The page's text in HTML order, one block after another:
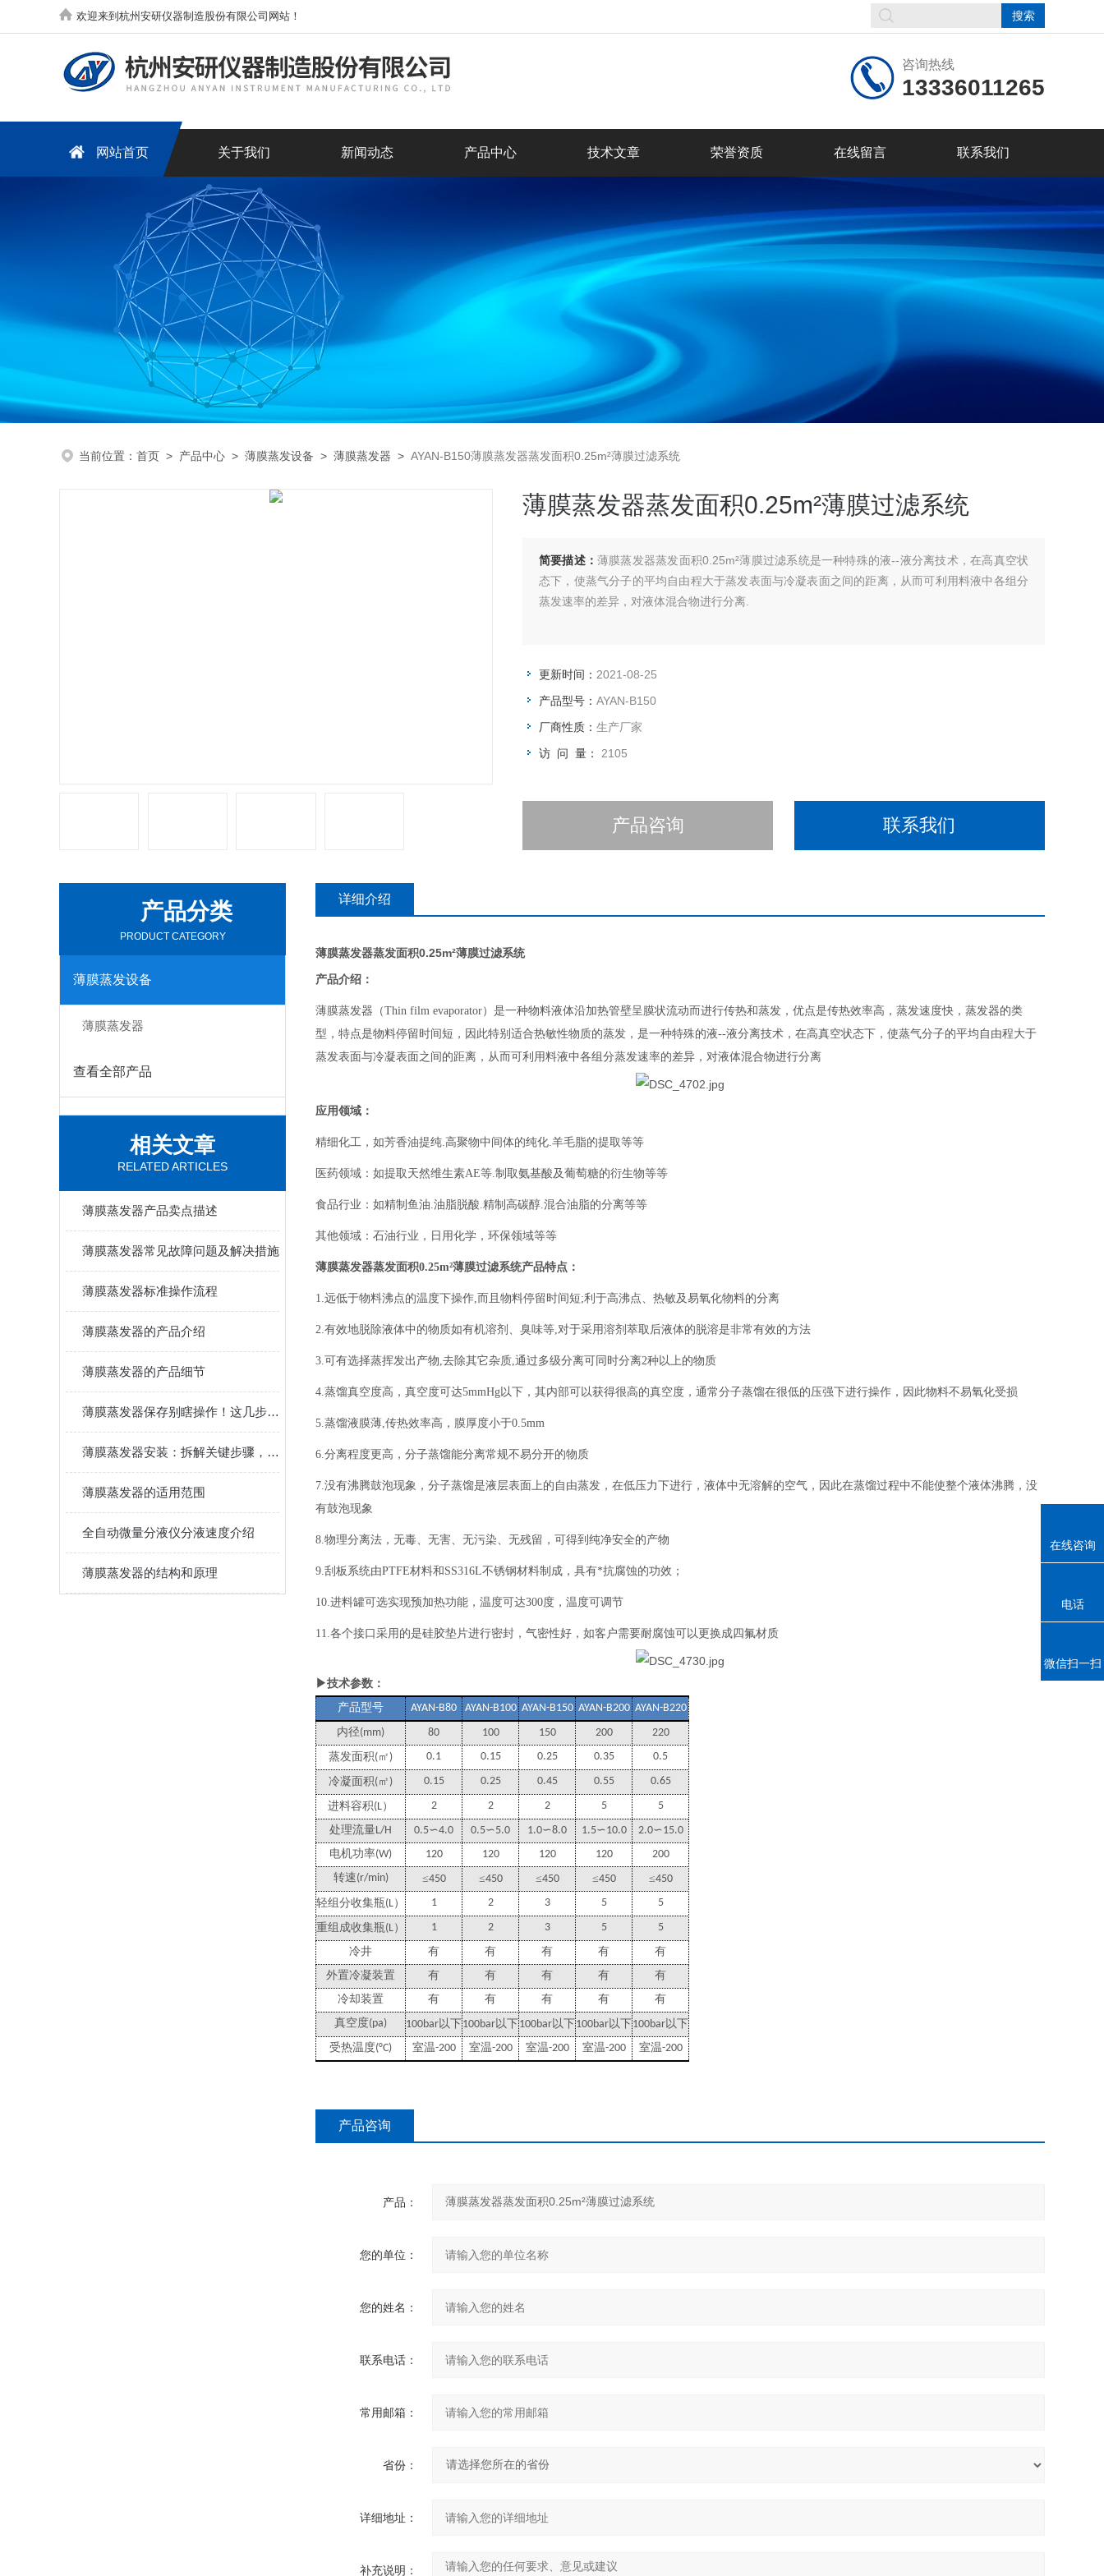
欢迎来到杭州安研仪器制造股份有限公司网站！
咨询热线
13336011265
网站首页 关于我们 新闻动态 产品中心 技术文章 荣誉资质 在线留言 联系我们
当前位置： 首页 > 产品中心 > 薄膜蒸发设备 > 薄膜蒸发器 > AYAN-B150薄膜蒸发器蒸发面积0.25m²薄膜过滤系统
薄膜蒸发器蒸发面积0.25m²薄膜过滤系统
简要描述： 薄膜蒸发器蒸发面积0.25m²薄膜过滤系统是一种特殊的液--液分离技术，在高真空状
态下，使蒸气分子的平均自由程大于蒸发表面与冷凝表面之间的距离，从而可利用料液中各组分
蒸发速率的差异，对液体混合物进行分离.
更新时间： 2021-08-25
产品型号： AYAN-B150
厂商性质： 生产厂家
访 问 量： 2105
产品咨询 联系我们
产品分类
PRODUCT CATEGORY
薄膜蒸发设备
薄膜蒸发器
查看全部产品
相关文章
RELATED ARTICLES
薄膜蒸发器产品卖点描述
薄膜蒸发器常见故障问题及解决措施
薄膜蒸发器标准操作流程
薄膜蒸发器的产品介绍
薄膜蒸发器的产品细节
薄膜蒸发器保存别瞎操作！这几步关键细节，守住设备性能不打折
薄膜蒸发器安装：拆解关键步骤，新手也能精准落地
薄膜蒸发器的适用范围
全自动微量分液仪分液速度介绍
薄膜蒸发器的结构和原理
详细介绍
薄膜蒸发器蒸发面积0.25m²薄膜过滤系统
产品介绍：
薄膜蒸发器（Thin film evaporator）是一种物料液体沿加热管壁呈膜状流动而进行传热和蒸发，优点是传热效率高，蒸发速度快，蒸发器的类
型，特点是物料停留时间短，因此特别适合热敏性物质的蒸发，是一种特殊的液--液分离技术，在高真空状态下，使蒸气分子的平均自由程大于
蒸发表面与冷凝表面之间的距离，从而可利用料液中各组分蒸发速率的差异，对液体混合物进行分离
应用领域：
精细化工，如芳香油提纯.高聚物中间体的纯化.羊毛脂的提取等等
医药领域：如提取天然维生素AE等.制取氨基酸及葡萄糖的衍生物等等
食品行业：如精制鱼油.油脂脱酸.精制高碳醇.混合油脂的分离等等
其他领域：石油行业，日用化学，环保领域等等
薄膜蒸发器蒸发面积0.25m²薄膜过滤系统产品特点：
1.远低于物料沸点的温度下操作,而且物料停留时间短;利于高沸点、热敏及易氧化物料的分离
2.有效地脱除液体中的物质如有机溶剂、臭味等,对于采用溶剂萃取后液体的脱溶是非常有效的方法
3.可有选择蒸挥发出产物,去除其它杂质,通过多级分离可同时分离2种以上的物质
4.蒸馏真空度高，真空度可达5mmHg以下，其内部可以获得很高的真空度，通常分子蒸馏在很低的压强下进行操作，因此物料不易氧化受损
5.蒸馏液膜薄,传热效率高，膜厚度小于0.5mm
6.分离程度更高，分子蒸馏能分离常规不易分开的物质
7.没有沸腾鼓泡现象，分子蒸馏是液层表面上的自由蒸发，在低压力下进行，液体中无溶解的空气，因此在蒸馏过程中不能使整个液体沸腾，没
有鼓泡现象
8.物理分离法，无毒、无害、无污染、无残留，可得到纯净安全的产物
9.刮板系统由PTFE材料和SS316L不锈钢材料制成，具有*抗腐蚀的功效；
10.进料罐可选实现预加热功能，温度可达300度，温度可调节
11.各个接口采用的是硅胶垫片进行密封，气密性好，如客户需要耐腐蚀可以更换成四氟材质
▶技术参数：
产品型号
AYAN-B80 AYAN-B100 AYAN-B150 AYAN-B200 AYAN-B220
内径(mm) 80 100 150 200
220
蒸发面积(㎡ ) 0.1 0.15 0.25 0.35 0.5
冷凝面积(㎡ ) 0.15 0.25 0.45 0.55 0.65
进料容积(L） 2 2 2 5
5
处理流量L/H 0.5∽4.0 0.5∽5.0 1.0∽8.0 1.5∽10.0
2.0∽15.0
电机功率(W) 120 120 120 120
200
转速(r/min) ≤450 ≤450 ≤450 ≤450 ≤450
轻组分收集瓶(L） 1 2 3 5 5
重组成收集瓶(L） 1 2 3 5
5
冷井
有 有 有 有
有
外置冷凝装置
有 有 有 有
有
冷却装置
有 有 有 有
有
真空度(pa) 100bar以下100bar以下100bar以下100bar以下100bar以下
受热温度(°C) 室温-200 室温-200 室温-200 室温-200 室温-200
产品咨询
产品：
您的单位：
您的姓名：
联系电话：
常用邮箱：
省份：
详细地址：
补充说明：
在线咨询
电话
微信扫一扫